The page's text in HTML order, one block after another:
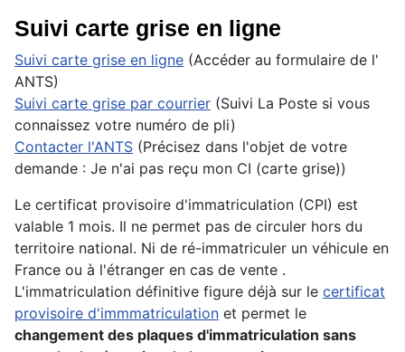
Suivi carte grise en ligne
Suivi carte grise en ligne (Accéder au formulaire de l'
ANTS)
Suivi carte grise par courrier (Suivi La Poste si vous
connaissez votre numéro de pli)
Contacter l'ANTS (Précisez dans l'objet de votre
demande : Je n'ai pas reçu mon CI (carte grise))
Le certificat provisoire d'immatriculation (CPI) est
valable 1 mois. Il ne permet pas de circuler hors du
territoire national. Ni de ré-immatriculer un véhicule en
France ou à l'étranger en cas de vente .
L'immatriculation définitive figure déjà sur le certificat
provisoire d'immmatriculation et permet le
changement des plaques d'immatriculation sans